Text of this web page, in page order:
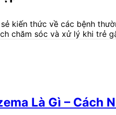
kiến thức về các bệnh
chăm sóc và xử lý khi trẻ
Là Gì – Cách